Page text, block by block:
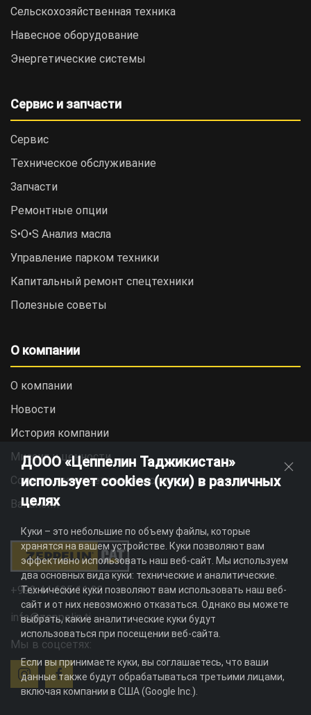
Сельскохозяйственная техника
Навесное оборудование
Энергетические системы
Сервис и запчасти
Сервис
Техническое обслуживание
Запчасти
Ремонтные опции
S•O•S Анализ масла
Управление парком техники
Капитальный ремонт спецтехники
Полезные советы
О компании
О компании
Новости
История компании
Миссия и ценности
Социальная ответственность
Вакансии
+992 44 625 11 22
info@zeppelin.tj
Мы в соцсетях:
ДООО «Цеппелин Таджикистан»
использует cookies (куки) в различных
целях
Куки – это небольшие по объему файлы, которые
хранятся на вашем устройстве. Куки позволяют вам
эффективно использовать наш веб-сайт. Мы используем
два основных вида куки: технические и аналитические.
Технические куки позволяют вам использовать наш веб-
сайт и от них невозможно отказаться. Однако вы можете
выбрать, какие аналитические куки будут
использоваться при посещении веб-сайта.
Если вы принимаете куки, вы соглашаетесь, что ваши
данные также будут обрабатываться третьими лицами,
включая компании в США (Google Inc.).